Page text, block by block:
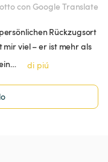
con Google Translate
Rückzugsort
viel – er ist mehr als
di piú